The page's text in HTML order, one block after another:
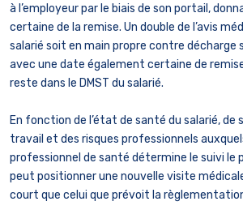
à l’employeur par le biais de son portail,
certaine de la remise. Un double de l’avis
salarié soit en main propre contre décharge
avec une date également certaine de
reste dans le DMST du salarié.
En fonction de l’état de santé du salarié, de
travail et des risques professionnels
professionnel de santé détermine le suivi le
peut positionner une nouvelle visite
court que celui que prévoit la